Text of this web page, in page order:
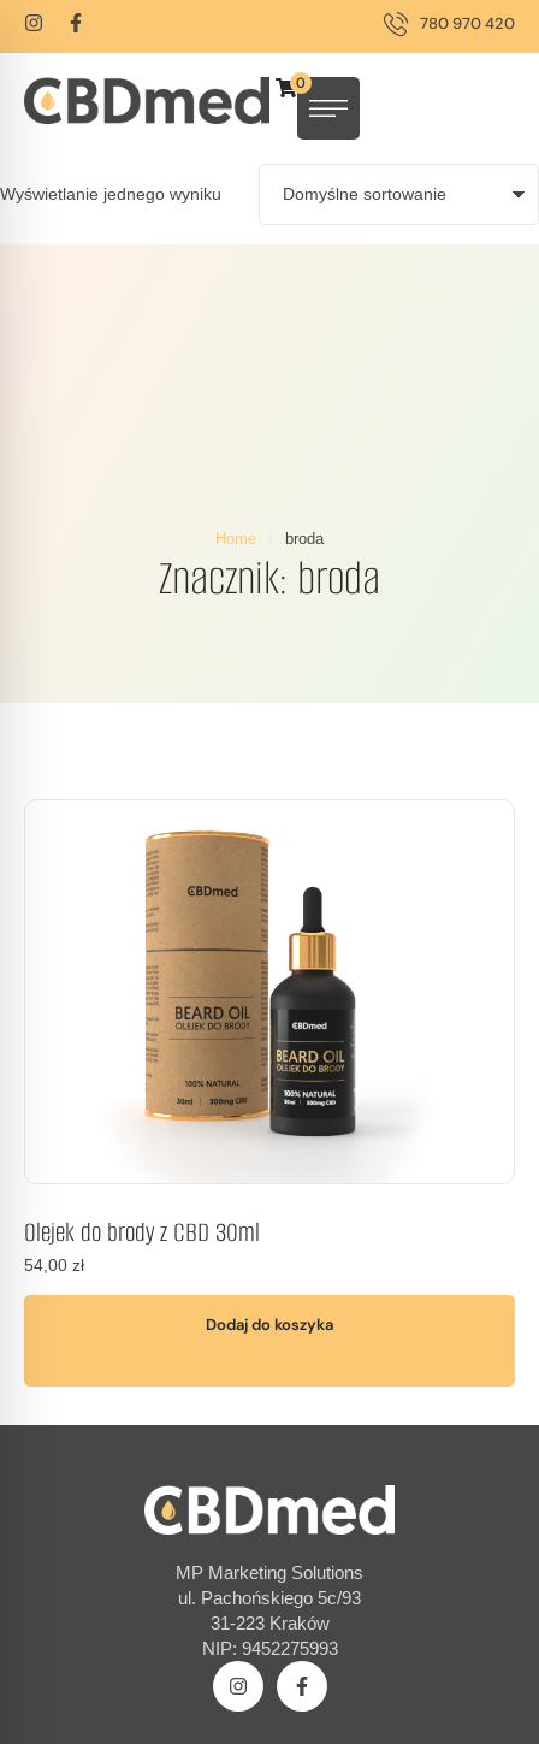
780 970 420
0
Wyświetlanie jednego wyniku
Home broda
Znacznik: broda
Olejek do brody z CBD 30ml
54,00 zł
Dodaj do koszyka
MP Marketing Solutions
ul. Pachońskiego 5c/93
31-223 Kraków
NIP: 9452275993